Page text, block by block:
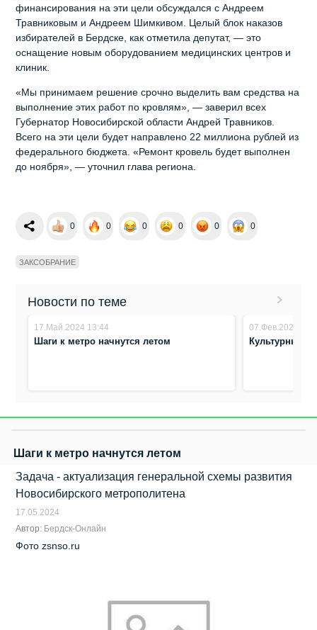
финансирования на эти цели обсуждался с Андреем
Травниковым и Андреем Шимкивом. Целый блок наказов
избирателей в Бердске, как отметила депутат, — это
оснащение новым оборудованием медицинских центров и
клиник.
«Мы принимаем решение срочно выделить вам средства на
выполнение этих работ по кровлям», — заверил всех
Губернатор Новосибирской области Андрей Травников.
Всего на эти цели будет направлено 22 миллиона рублей из
федерального бюджета. «Ремонт кровель будет выполнен
до ноября», — уточнил глава региона.
0 0 0 0 0 0
ЗАКСОБРАНИЕ
Новости по теме
17.Май.2024 13:44
Шаги к метро начнутся летом
07.Фев.2024
Культурный
Шаги к метро начнутся летом
Задача - актуализация генеральной схемы развития
Новосибирского метрополитена
17.05.2024
Автор: Бердск-Онлайн
Фото zsnso.ru